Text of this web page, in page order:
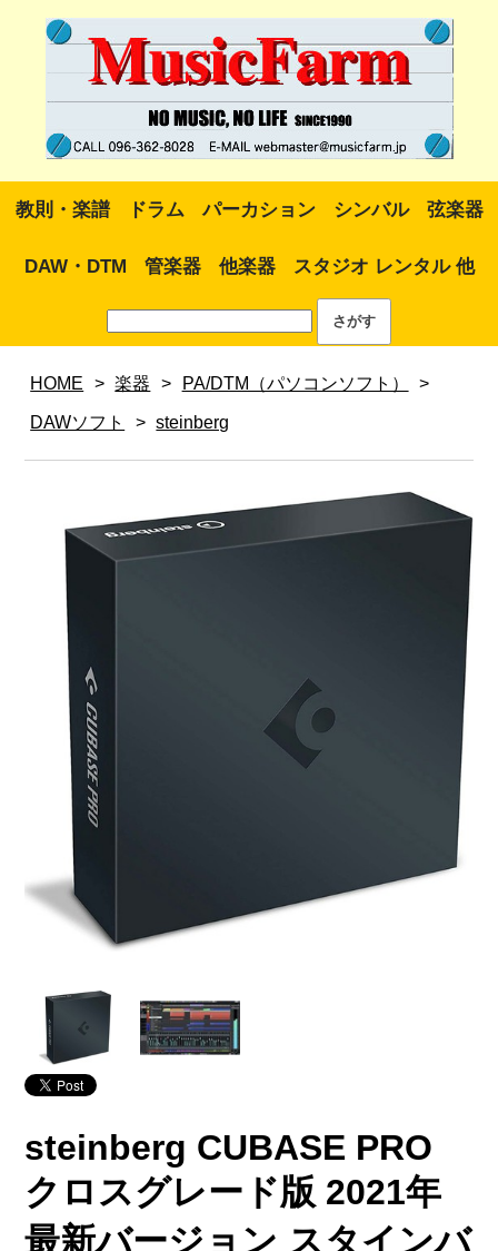
教則・楽譜 ドラム パーカション シンバル 弦楽器
DAW・DTM 管楽器 他楽器 スタジオ レンタル 他
HOME > 楽器 > PA/DTM（パソコンソフト） >
DAWソフト > steinberg
steinberg CUBASE PRO
クロスグレード版 2021年
最新バージョン スタインバ